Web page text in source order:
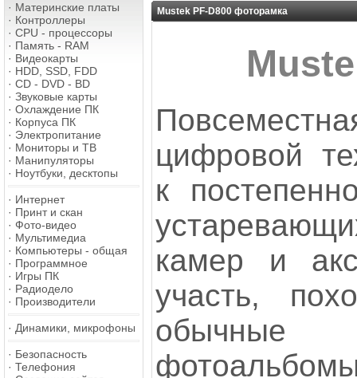
· Материнские платы
· Контроллеры
· CPU - процессоры
· Память - RAM
· Видеокарты
· HDD, SSD, FDD
· CD - DVD - BD
· Звуковые карты
· Охлаждение ПК
· Корпуса ПК
· Электропитание
· Мониторы и ТВ
· Манипуляторы
· Ноутбуки, десктопы
· Интернет
· Принт и скан
· Фото-видео
· Мультимедиа
· Компьютеры - общая
· Программное
· Игры ПК
· Радиодело
· Производители
· Динамики, микрофоны
· Безопасность
· Телефония
Mustek PF-D800 фоторамка
цифровой
к
камер и
участь,